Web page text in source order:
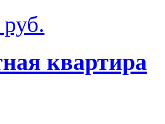
квартира